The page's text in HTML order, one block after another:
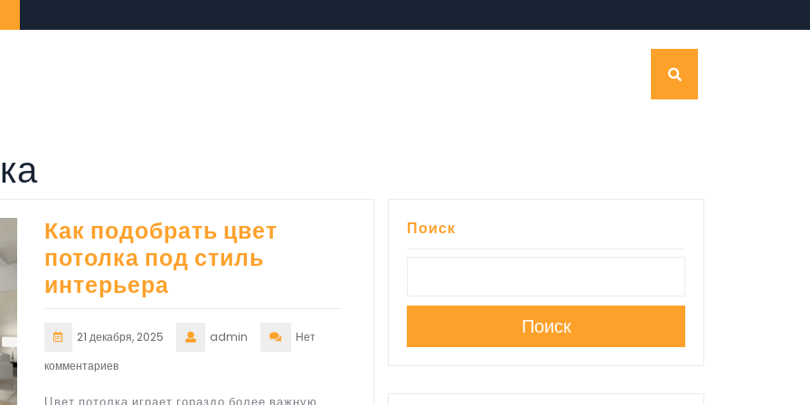
Как подобрать цвет
потолка под стиль
интерьера
21 декабря, 2025 admin
Нет
комментариев
Поиск
Поиск